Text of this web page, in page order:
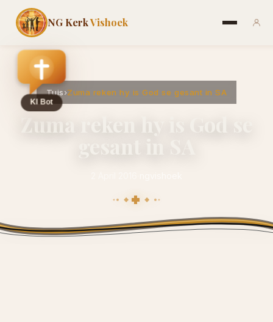
NG KerkVishoek
Tuis›Zuma reken hy is God se gesant in SA